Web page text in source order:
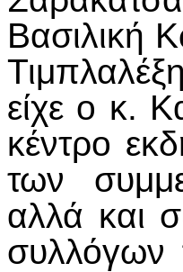
Βασιλική
είχε ο κ.
κέντρο
των
αλλά και
συλλόγων